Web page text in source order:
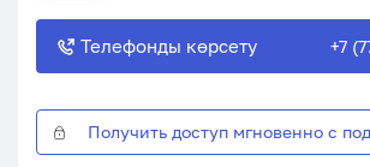
Телефонды көрсету +7
Получить доступ мгновенно с